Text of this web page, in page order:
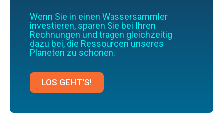
Wenn Sie in einen Wassersammler
investieren, sparen Sie bei Ihren
Rechnungen und tragen gleichzeitig
dazu bei, die Ressourcen unseres
Planeten zu schonen.
LOS GEHT'S!